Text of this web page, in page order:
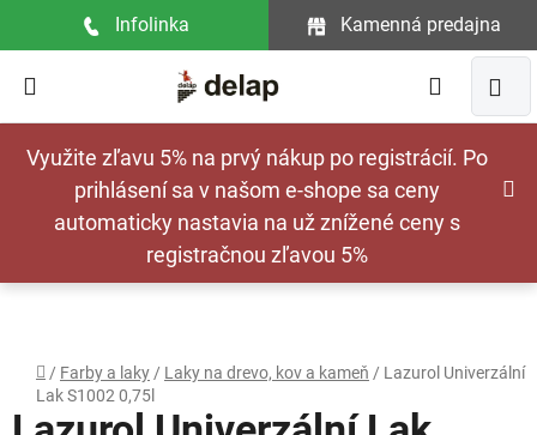
Využite zľavu 5% na prvý nákup po registrácií. Po
prihlásení sa v našom e-shope sa ceny
automaticky nastavia na už znížené ceny s
registračnou zľavou 5%
Infolinka Kamenná predajna
Hľadať
Domov
/ Farby a laky / Laky na drevo, kov a kameň / Lazurol Univerzální
Lak S1002 0,75l